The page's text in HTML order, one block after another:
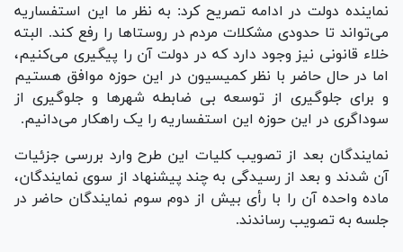
نماینده دولت در ادامه تصریح کرد: به نظر ما این استفساریه
می‌تواند تا حدودی مشکلات مردم در روستا‌ها را رفع کند. البته
خلاء قانونی نیز وجود دارد که در دولت آن را پیگیری می‌کنیم،
اما در حال حاضر با نظر کمیسیون در این حوزه موافق هستیم
و برای جلوگیری از توسعه بی ضابطه شهر‌ها و جلوگیری از
سوداگری در این حوزه این استفساریه را یک راهکار می‌دانیم.
نمایندگان بعد از تصویب کلیات این طرح وارد بررسی جزئیات
آن شدند و بعد از رسیدگی به چند پیشنهاد از سوی نمایندگان،
ماده واحده آن را با رأی بیش از دوم سوم نمایندگان حاضر در
جلسه به تصویب رساندند.